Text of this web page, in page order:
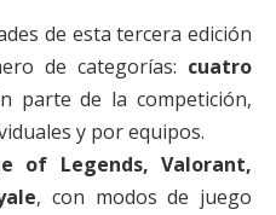
de esta tercera edición
de categorías: cuatro
parte de la competición,
y por equipos.
of Legends, Valorant,
, con modos de juego